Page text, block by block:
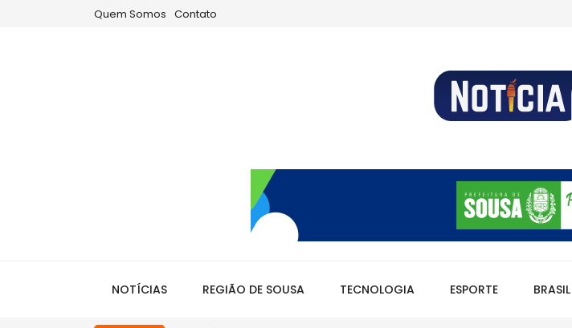
Quem Somos Contato
NOTÍCIAS REGIÃO DE SOUSA TECNOLOGIA ESPORTE BRASIL